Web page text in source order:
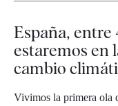
España, entre
estaremos en
cambio
Vivimos la primera ola